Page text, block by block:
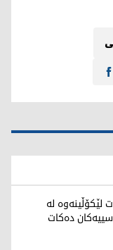
لێکۆڵینەوە لە
دەکات